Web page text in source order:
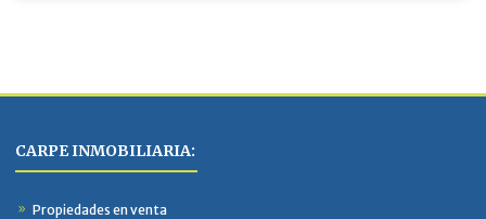
CARPE INMOBILIARIA:
Propiedades en venta